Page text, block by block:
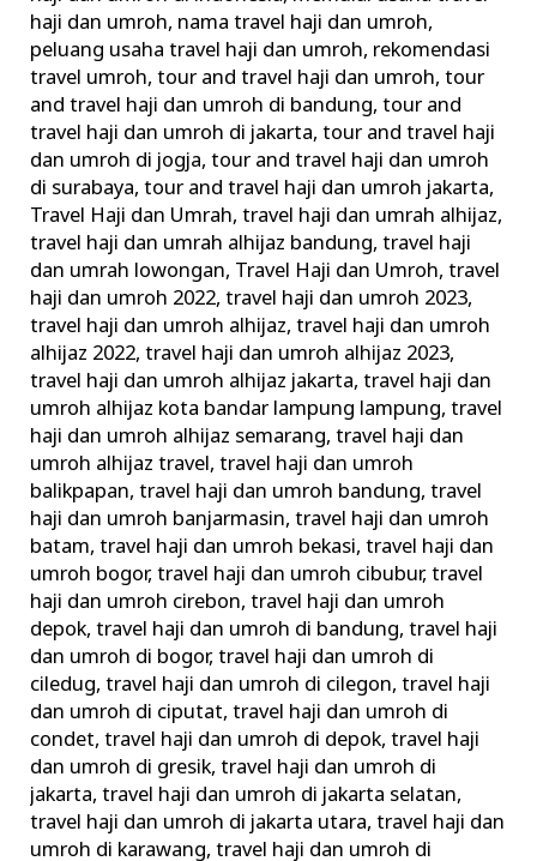
haji dan umroh, nama travel haji dan umroh,
peluang usaha travel haji dan umroh, rekomendasi
travel umroh,tour and travel haji dan umroh,tour
and travel haji dan umroh di bandung,tour and
travel haji dan umroh di jakarta,tour and travel haji
dan umroh di jogja,tour and travel haji dan umroh
di surabaya,tour and travel haji dan umroh jakarta,
Travel Haji dan Umrah,travel haji dan umrah alhijaz,
travel haji dan umrah alhijaz bandung,travel haji
dan umrah lowongan, Travel Haji dan Umroh,travel
haji dan umroh 2022,travel haji dan umroh 2023,
travel haji dan umroh alhijaz,travel haji dan umroh
alhijaz 2022,travel haji dan umroh alhijaz 2023,
travel haji dan umroh alhijaz jakarta,travel haji dan
umroh alhijaz kota bandar lampung lampung,travel
haji dan umroh alhijaz semarang,travel haji dan
umroh alhijaz travel,travel haji dan umroh
balikpapan,travel haji dan umroh bandung,travel
haji dan umroh banjarmasin,travel haji dan umroh
batam,travel haji dan umroh bekasi,travel haji dan
umroh bogor,travel haji dan umroh cibubur,travel
haji dan umroh cirebon,travel haji dan umroh
depok,travel haji dan umroh di bandung,travel haji
dan umroh di bogor,travel haji dan umroh di
ciledug,travel haji dan umroh di cilegon,travel haji
dan umroh di ciputat,travel haji dan umroh di
condet,travel haji dan umroh di depok,travel haji
dan umroh di gresik,travel haji dan umroh di
jakarta,travel haji dan umroh di jakarta selatan,
travel haji dan umroh di jakarta utara,travel haji dan
umroh di karawang,travel haji dan umroh di